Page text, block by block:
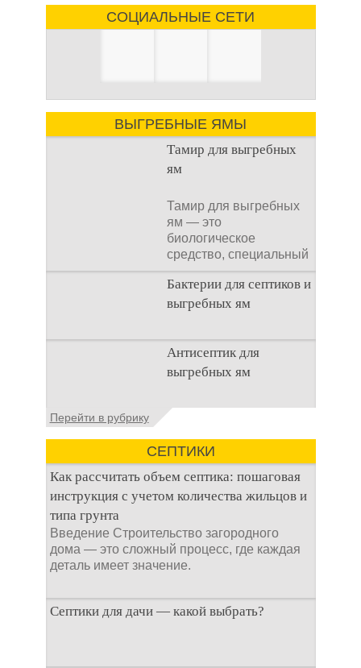
СОЦИАЛЬНЫЕ СЕТИ
ВЫГРЕБНЫЕ ЯМЫ
Тамир для выгребных
ям
Тамир для выгребных
ям — это
биологическое
средство, специальный
концентрат, который
используется
Бактерии для септиков и
выгребных ям
Очистка
канализационного
стока или выгребной
не самым приятным
Антисептик для
выгребных ям
Общие сведения об
Антисептик для
выгребных ям – это
специальные
Перейти в рубрику
СЕПТИКИ
Как рассчитать объем септика: пошаговая
инструкция с учетом количества жильцов и
типа грунта
Введение Строительство загородного
дома — это сложный процесс, где каждая
деталь имеет значение.
Септики для дачи — какой выбрать?